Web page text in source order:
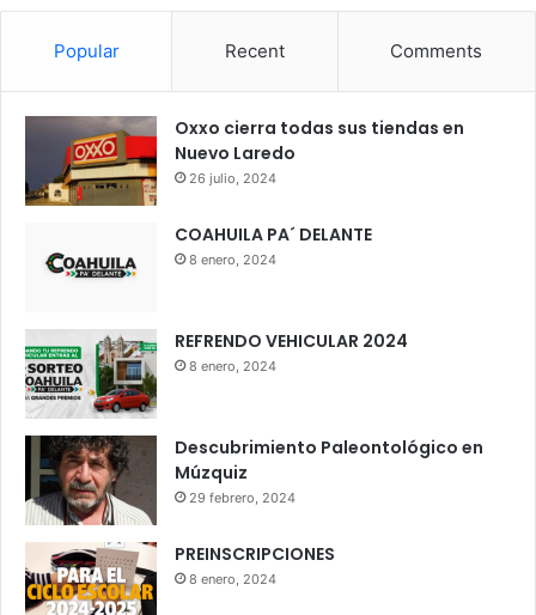
Popular Recent Comments
Oxxo cierra todas sus tiendas en
Nuevo Laredo
26 julio, 2024
COAHUILA PA´ DELANTE
8 enero, 2024
REFRENDO VEHICULAR 2024
8 enero, 2024
Descubrimiento Paleontológico en
Múzquiz
29 febrero, 2024
PREINSCRIPCIONES
8 enero, 2024